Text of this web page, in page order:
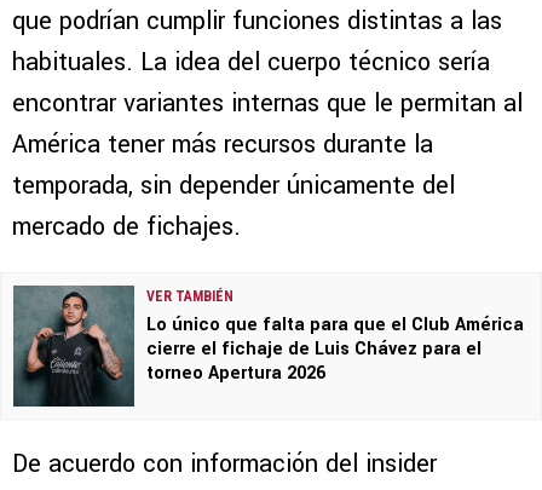
que podrían cumplir funciones distintas a las
habituales. La idea del cuerpo técnico sería
encontrar variantes internas que le permitan al
América tener más recursos durante la
temporada, sin depender únicamente del
mercado de fichajes.
VER TAMBIÉN
Lo único que falta para que el Club América
cierre el fichaje de Luis Chávez para el
torneo Apertura 2026
De acuerdo con información del insider